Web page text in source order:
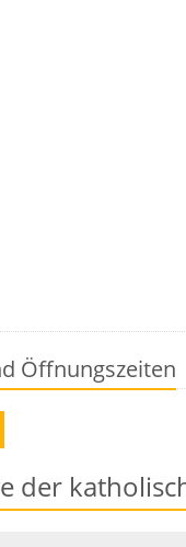
Öffnungszeiten
der